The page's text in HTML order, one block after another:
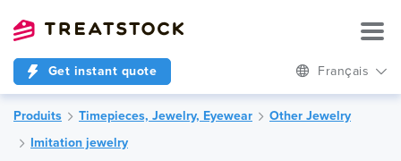
Get instant quote Français
Produits Timepieces, Jewelry, Eyewear
Other Jewelry
Imitation jewelry